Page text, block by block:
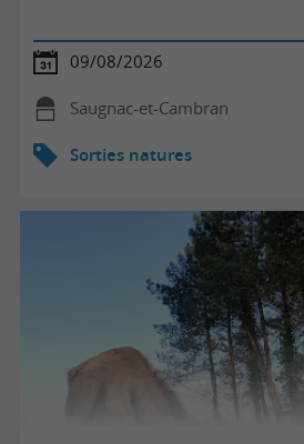
09/08/2026
Saugnac-et-Cambran
Sorties natures